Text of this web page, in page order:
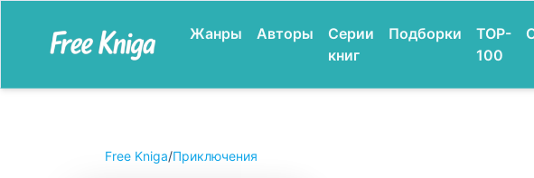
Жанры Авторы
Серии
книг
Подборки
TOP-
100
Free Kniga/Приключения